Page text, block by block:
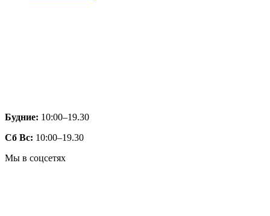
Будние: 10:00–19.30
Сб Вс: 10:00–19.30
Мы в соцсетях